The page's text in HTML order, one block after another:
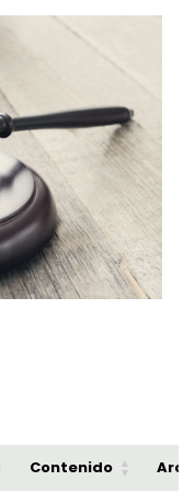
balances
Contenido